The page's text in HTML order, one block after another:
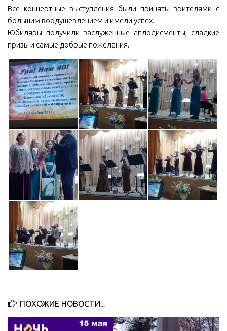
Все концертные выступления были приняты зрителями с
большим воодушевлением и имели успех.
Юбиляры получили заслуженные аплодисменты, сладкие
призы и самые добрые пожелания.
ПОХОЖИЕ НОВОСТИ...